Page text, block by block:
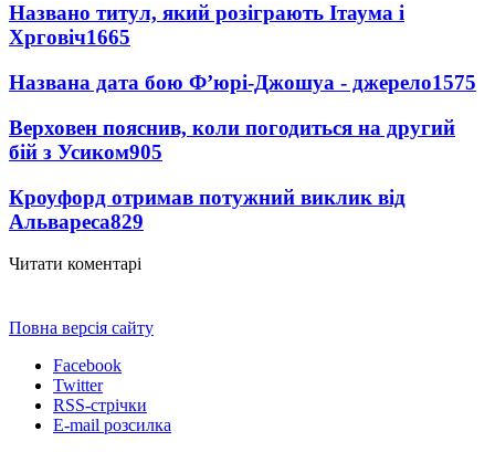
Названо титул, який розіграють Ітаума і
Хрговіч1665
Названа дата бою Ф’юрі-Джошуа - джерело1575
Верховен пояснив, коли погодиться на другий
бій з Усиком905
Кроуфорд отримав потужний виклик від
Альвареса829
Читати коментарі
Повна версія сайту
Facebook
Twitter
RSS-стрічки
E-mail розсилка